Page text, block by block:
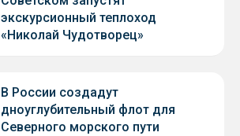
экскурсионный теплоход
«Николай Чудотворец»
В России создадут
дноуглубительный флот для
Северного морского пути